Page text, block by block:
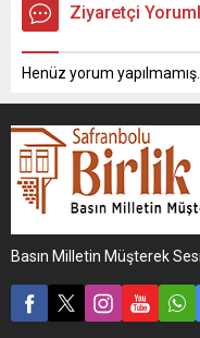
Ziyaretçi
Henüz yorum yapılmamış.
Basın Milletin Müşterek